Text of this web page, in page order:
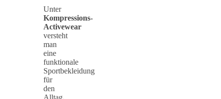
Unter
Kompressions-
Activewear
versteht
man
eine
funktionale
Sportbekleidung
für
den
Alltag,